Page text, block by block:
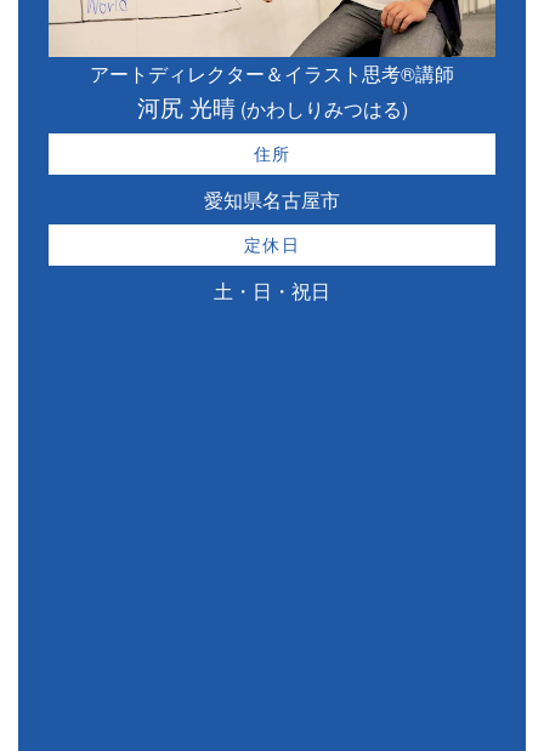
アートディレクター＆イラスト思考®講師
河尻 光晴(かわしりみつはる)
住所
愛知県名古屋市
定休日
土・日・祝日